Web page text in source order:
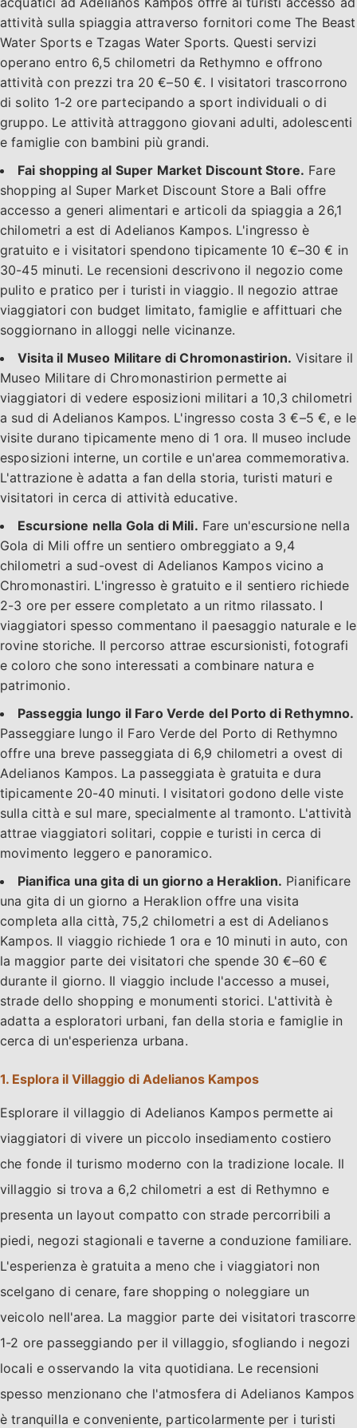
attività sulla spiaggia attraverso fornitori come The Beast
Water Sports e Tzagas Water Sports. Questi servizi
operano entro 6,5 chilometri da Rethymno e offrono
attività con prezzi tra 20 €–50 €. I visitatori trascorrono
di solito 1-2 ore partecipando a sport individuali o di
gruppo. Le attività attraggono giovani adulti, adolescenti
e famiglie con bambini più grandi.
Fai shopping al Super Market Discount Store. Fare
shopping al Super Market Discount Store a Bali offre
accesso a generi alimentari e articoli da spiaggia a 26,1
chilometri a est di Adelianos Kampos. L'ingresso è
gratuito e i visitatori spendono tipicamente 10 €–30 € in
30-45 minuti. Le recensioni descrivono il negozio come
pulito e pratico per i turisti in viaggio. Il negozio attrae
viaggiatori con budget limitato, famiglie e affittuari che
soggiornano in alloggi nelle vicinanze.
Visita il Museo Militare di Chromonastirion. Visitare il
Museo Militare di Chromonastirion permette ai
viaggiatori di vedere esposizioni militari a 10,3 chilometri
a sud di Adelianos Kampos. L'ingresso costa 3 €–5 €, e le
visite durano tipicamente meno di 1 ora. Il museo include
esposizioni interne, un cortile e un'area commemorativa.
L'attrazione è adatta a fan della storia, turisti maturi e
visitatori in cerca di attività educative.
Escursione nella Gola di Mili. Fare un'escursione nella
Gola di Mili offre un sentiero ombreggiato a 9,4
chilometri a sud-ovest di Adelianos Kampos vicino a
Chromonastiri. L'ingresso è gratuito e il sentiero richiede
2-3 ore per essere completato a un ritmo rilassato. I
viaggiatori spesso commentano il paesaggio naturale e le
rovine storiche. Il percorso attrae escursionisti, fotografi
e coloro che sono interessati a combinare natura e
patrimonio.
Passeggia lungo il Faro Verde del Porto di Rethymno.
Passeggiare lungo il Faro Verde del Porto di Rethymno
offre una breve passeggiata di 6,9 chilometri a ovest di
Adelianos Kampos. La passeggiata è gratuita e dura
tipicamente 20-40 minuti. I visitatori godono delle viste
sulla città e sul mare, specialmente al tramonto. L'attività
attrae viaggiatori solitari, coppie e turisti in cerca di
movimento leggero e panoramico.
Pianifica una gita di un giorno a Heraklion. Pianificare
una gita di un giorno a Heraklion offre una visita
completa alla città, 75,2 chilometri a est di Adelianos
Kampos. Il viaggio richiede 1 ora e 10 minuti in auto, con
la maggior parte dei visitatori che spende 30 €–60 €
durante il giorno. Il viaggio include l'accesso a musei,
strade dello shopping e monumenti storici. L'attività è
adatta a esploratori urbani, fan della storia e famiglie in
cerca di un'esperienza urbana.
1. Esplora il Villaggio di Adelianos Kampos
Esplorare il villaggio di Adelianos Kampos permette ai
viaggiatori di vivere un piccolo insediamento costiero
che fonde il turismo moderno con la tradizione locale. Il
villaggio si trova a 6,2 chilometri a est di Rethymno e
presenta un layout compatto con strade percorribili a
piedi, negozi stagionali e taverne a conduzione familiare.
L'esperienza è gratuita a meno che i viaggiatori non
scelgano di cenare, fare shopping o noleggiare un
veicolo nell'area. La maggior parte dei visitatori trascorre
1-2 ore passeggiando per il villaggio, sfogliando i negozi
locali e osservando la vita quotidiana. Le recensioni
spesso menzionano che l'atmosfera di Adelianos Kampos
è tranquilla e conveniente, particolarmente per i turisti